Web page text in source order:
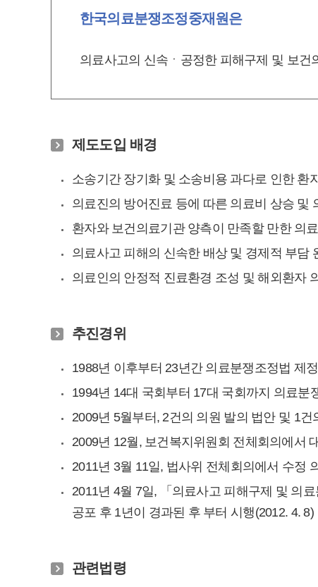
한국의료분쟁조정중재원은
의료사고의 신속ㆍ공정한 피해구제 및 보
제도도입 배경
소송기간 장기화 및 소송비용 과다로 인한 환
의료진의 방어진료 등에 따른 의료비 상승 및
환자와 보건의료기관 양측이 만족할 만한 의
의료사고 피해의 신속한 배상 및 경제적 부담
의료인의 안정적 진료환경 조성 및 해외환자
추진경위
1988년 이후부터 23년간 의료분쟁조정법 제
1994년 14대 국회부터 17대 국회까지 의료
2009년 5월부터, 2건의 의원 발의 법안 및 1건
2009년 12월, 보건복지위원회 전체회의에서
2011년 3월 11일, 법사위 전체회의에서 수정
2011년 4월 7일, 「의료사고 피해구제 및 의
공포 후 1년이 경과된 후 부터 시행(2012. 4. 8)
관련법령